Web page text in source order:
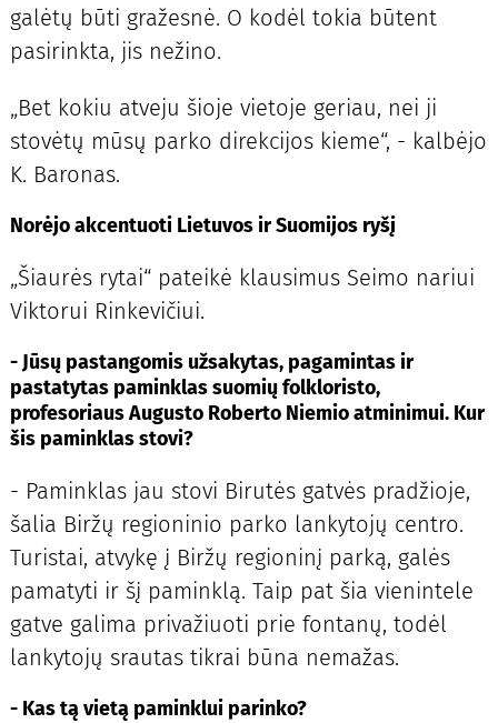
galėtų būti gražesnė. O kodėl tokia būtent
pasirinkta, jis nežino.
„Bet kokiu atveju šioje vietoje geriau, nei ji
stovėtų mūsų parko direkcijos kieme“, - kalbėjo
K. Baronas.
Norėjo akcentuoti Lietuvos ir Suomijos ryšį
„Šiaurės rytai“ pateikė klausimus Seimo nariui
Viktorui Rinkevičiui.
- Jūsų pastangomis užsakytas, pagamintas ir
pastatytas paminklas suomių folkloristo,
profesoriaus Augusto Roberto Niemio atminimui. Kur
šis paminklas stovi?
- Paminklas jau stovi Birutės gatvės pradžioje,
šalia Biržų regioninio parko lankytojų centro.
Turistai, atvykę į Biržų regioninį parką, galės
pamatyti ir šį paminklą. Taip pat šia vienintele
gatve galima privažiuoti prie fontanų, todėl
lankytojų srautas tikrai būna nemažas.
- Kas tą vietą paminklui parinko?